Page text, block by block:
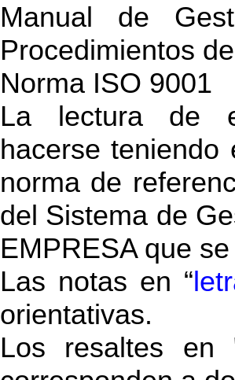
Manual de
Procedimientos
Norma ISO 9001
La lectura de
hacerse
norma de
del Sistema de
EMPRESA que
Las notas en “
orientativas.
Los resaltes en